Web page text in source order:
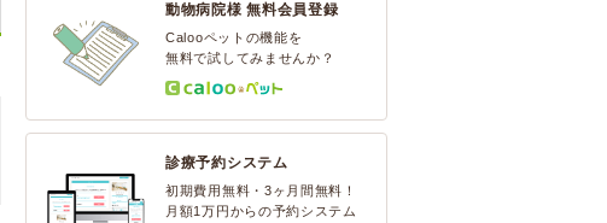
動物病院様 無料会員登録
Calooペットの機能を
無料で試してみませんか？
診療予約システム
初期費用無料・3ヶ月間無料！
月額1万円からの予約システム